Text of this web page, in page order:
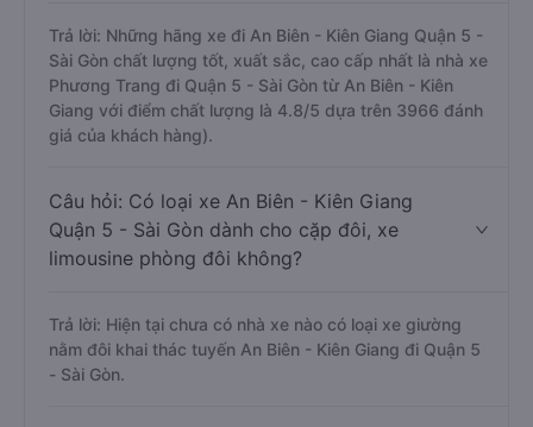
Trả lời: Những hãng xe đi An Biên - Kiên Giang Quận 5 -
Sài Gòn chất lượng tốt, xuất sắc, cao cấp nhất là nhà xe
Phương Trang đi Quận 5 - Sài Gòn từ An Biên - Kiên
Giang với điểm chất lượng là 4.8/5 dựa trên 3966 đánh
giá của khách hàng).
Câu hỏi: Có loại xe An Biên - Kiên Giang
Quận 5 - Sài Gòn dành cho cặp đôi, xe
limousine phòng đôi không?
Trả lời: Hiện tại chưa có nhà xe nào có loại xe giường
nằm đôi khai thác tuyến An Biên - Kiên Giang đi Quận 5
- Sài Gòn.